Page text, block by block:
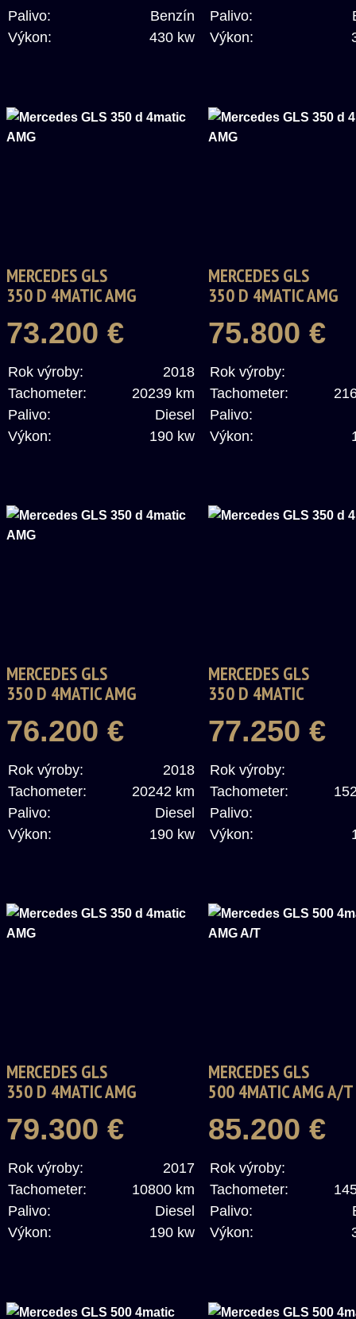
Palivo:
Benzín
Výkon:
430 kw
Palivo:
Výkon:
MERCEDES GLS
350 D 4MATIC AMG
73.200 €
Rok výroby:
2018
Tachometer:
20239 km
Palivo:
Diesel
Výkon:
190 kw
MERCEDES GLS
350 D 4MATIC AMG
75.800 €
Rok výroby:
Tachometer:
Palivo:
Výkon:
MERCEDES GLS
350 D 4MATIC AMG
76.200 €
Rok výroby:
2018
Tachometer:
20242 km
Palivo:
Diesel
Výkon:
190 kw
MERCEDES GLS
350 D 4MATIC
77.250 €
Rok výroby:
Tachometer:
Palivo:
Výkon:
MERCEDES GLS
350 D 4MATIC AMG
79.300 €
Rok výroby:
2017
Tachometer:
10800 km
Palivo:
Diesel
Výkon:
190 kw
MERCEDES GLS
500 4MATIC AMG A/T
85.200 €
Rok výroby:
Tachometer:
Palivo:
Výkon: